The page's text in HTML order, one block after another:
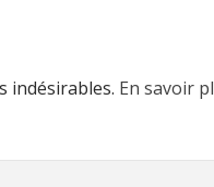
indésirables. En savoir